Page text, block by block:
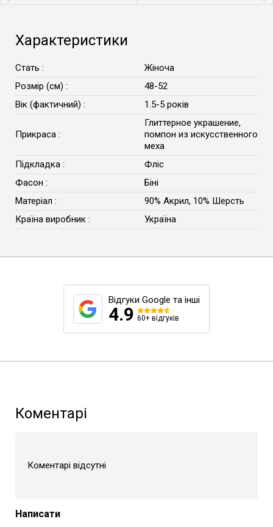
Характеристики
Стать :
Жіноча
Розмір (см) :
48-52
Вік (фактичний) :
1.5-5 років
Прикраса :
Глиттерное украшение,
помпон из искусственного
меха
Підкладка :
Фліс
Фасон :
Біні
Матеріал :
90% Акрил, 10% Шерсть
Країна виробник :
Україна
Відгуки Google та інші
4.9 60+ відгуків
Коментарі
Коментарі відсутні
Написати